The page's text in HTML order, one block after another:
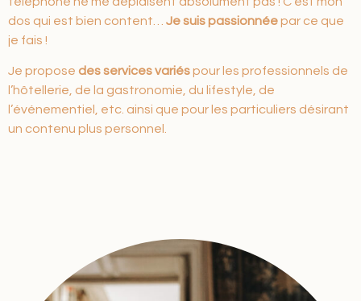
dos qui est bien content… Je suis passionnéepar ce que
je fais !
Je propose des services variéspour les professionnels de
l’hôtellerie, de la gastronomie, du lifestyle, de
l’événementiel, etc. ainsi que pour les particuliers désirant
un contenu plus personnel.